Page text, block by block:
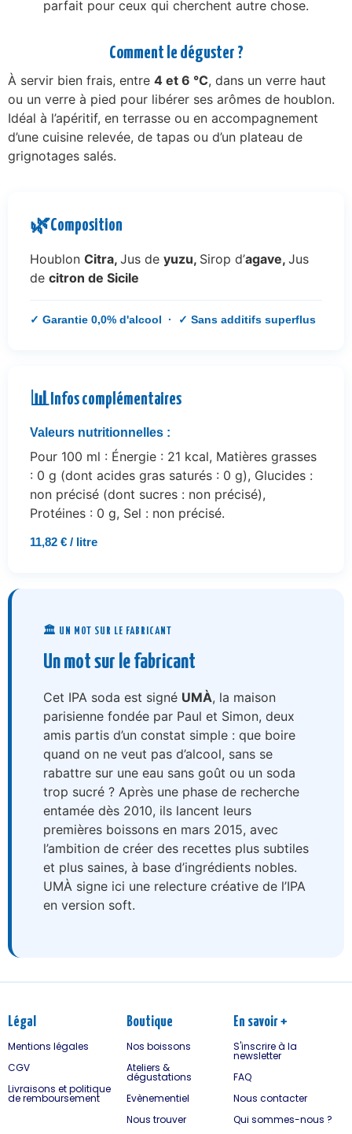
parfait pour ceux qui cherchent autre chose.
Comment le déguster ?
À servir bien frais, entre 4 et 6 °C, dans un verre haut
ou un verre à pied pour libérer ses arômes de houblon.
Idéal à l’apéritif, en terrasse ou en accompagnement
d’une cuisine relevée, de tapas ou d’un plateau de
grignotages salés.
🌿Composition
Houblon Citra, Jus de yuzu, Sirop d’agave, Jus
de citron de Sicile
✓ Garantie 0,0% d'alcool · ✓ Sans additifs superflus
📊 Infos complémentaires
Valeurs nutritionnelles :
Pour 100 ml : Énergie : 21 kcal, Matières grasses
: 0 g (dont acides gras saturés : 0 g), Glucides :
non précisé (dont sucres : non précisé),
Protéines : 0 g, Sel : non précisé.
11,82 € / litre
🏛️ UN MOT SUR LE FABRICANT
Un mot sur le fabricant
Cet IPA soda est signé UMÀ, la maison
parisienne fondée par Paul et Simon, deux
amis partis d’un constat simple : que boire
quand on ne veut pas d’alcool, sans se
rabattre sur une eau sans goût ou un soda
trop sucré ? Après une phase de recherche
entamée dès 2010, ils lancent leurs
premières boissons en mars 2015, avec
l’ambition de créer des recettes plus subtiles
et plus saines, à base d’ingrédients nobles.
UMÀ signe ici une relecture créative de l’IPA
en version soft.
Légal
Mentions légales
CGV
Livraisons et politique
de remboursement
Boutique
Nos boissons
Ateliers &
dégustations
Evènementiel
Nous trouver
En savoir +
S'inscrire à la
newsletter
FAQ
Nous contacter
Qui sommes-nous ?